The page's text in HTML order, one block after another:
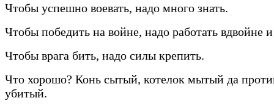
Чтобы успешно воевать, надо много знать.
Чтобы победить на войне, надо работать вдвойне
Чтобы врага бить, надо силы крепить.
Что хорошо? Конь сытый, котелок мытый да
убитый.